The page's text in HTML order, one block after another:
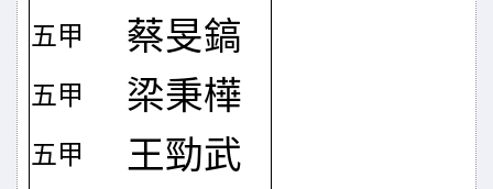
五甲 蔡旻鎬
五甲 梁秉樺
五甲 王勁武